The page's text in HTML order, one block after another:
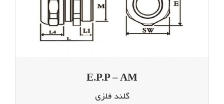
E.P.P – AM
گلند فلزی